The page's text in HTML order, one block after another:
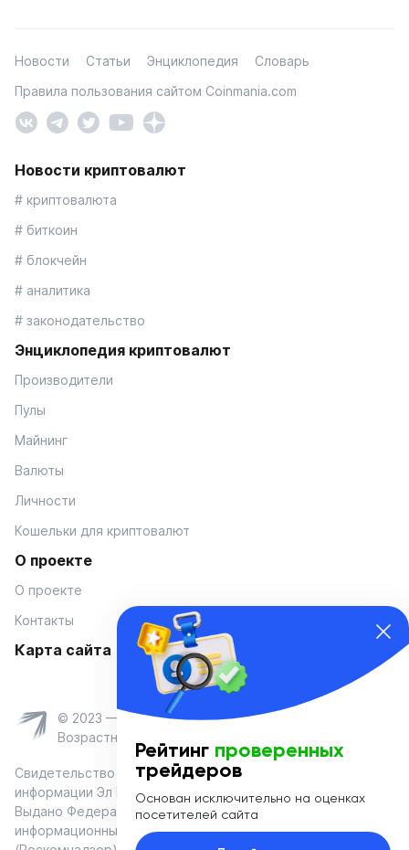
Новости Статьи Энциклопедия
Словарь
Правила пользования сайтом Coinmania.com
Новости криптовалют
# криптовалюта
# биткоин
# блокчейн
# аналитика
# законодательство
Энциклопедия криптовалют
Производители
Пулы
Майнинг
Валюты
Личности
Кошельки для криптовалют
О проекте
О проекте
Контакты
Карта сайта
© 2023 — Coinmania
Возрастное ограничение 16+
Свидетельство о регистрации средства массовой
информации Эл № ФС 77-74908 от «25» января 2019 г.
Выдано Федеральной службой по надзору в сфере связи,
информационных технологий и массовых коммуникаций
Рейтинг проверенных
трейдеров
Основан исключительно на оценках
посетителей сайта